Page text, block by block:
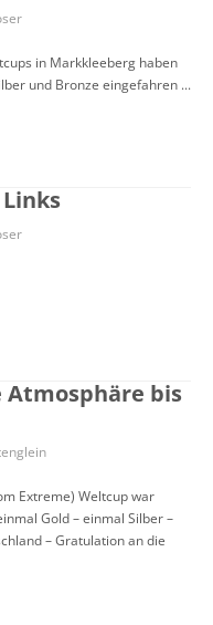
in Markkleeberg haben
und Bronze eingefahren ...
Atmosphäre bis
Extreme) Weltcup war
Gold – einmal Silber –
– Gratulation an die